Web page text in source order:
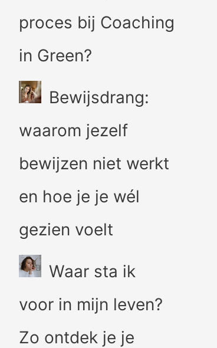
proces bij Coaching
in Green?
Bewijsdrang:
waarom jezelf
bewijzen niet werkt
en hoe je je wél
gezien voelt
Waar sta ik
voor in mijn leven?
Zo ontdek je je